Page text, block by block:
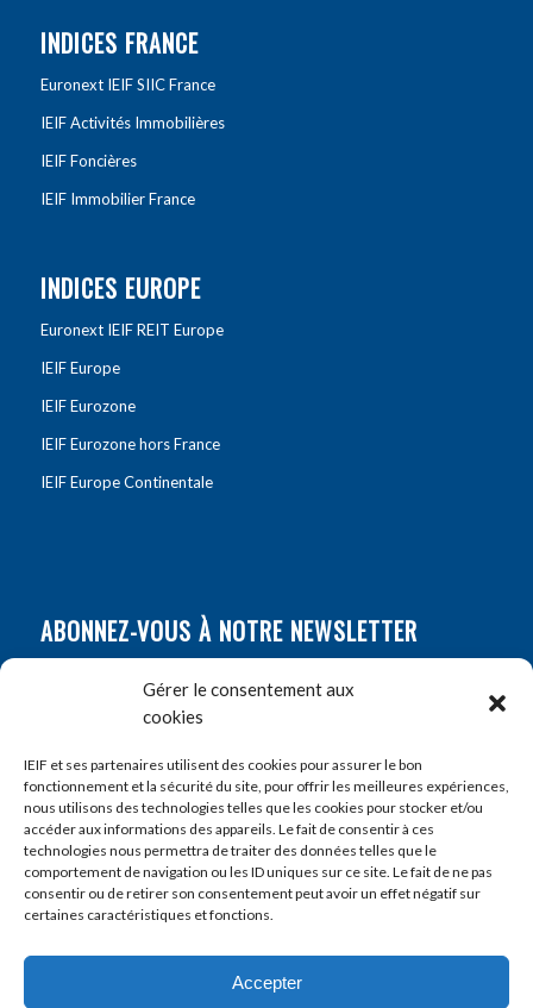
Gérer le consentement aux
cookies
IEIF et ses partenaires utilisent des cookies pour assurer le bon
fonctionnement et la sécurité du site, pour offrir les meilleures expériences,
nous utilisons des technologies telles que les cookies pour stocker et/ou
accéder aux informations des appareils. Le fait de consentir à ces
technologies nous permettra de traiter des données telles que le
comportement de navigation ou les ID uniques sur ce site. Le fait de ne pas
consentir ou de retirer son consentement peut avoir un effet négatif sur
certaines caractéristiques et fonctions.
Accepter
INDICES FRANCE
Euronext IEIF SIIC France
IEIF Activités Immobilières
IEIF Foncières
IEIF Immobilier France
INDICES EUROPE
Euronext IEIF REIT Europe
IEIF Europe
IEIF Eurozone
IEIF Eurozone hors France
IEIF Europe Continentale
ABONNEZ-VOUS À NOTRE NEWSLETTER
Prénom*
E-mail*